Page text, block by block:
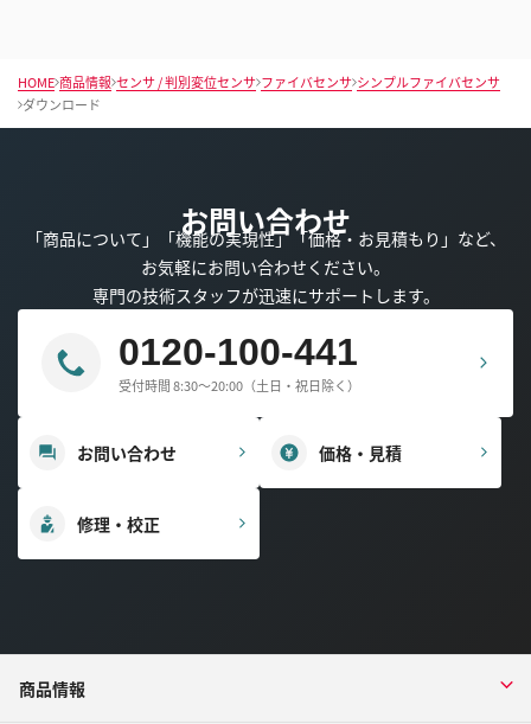
HOME 商品情報 センサ / 判別変位センサ ファイバセンサ シンプルファイバセンサ
ダウンロード
お問い合わせ
「商品について」「機能の実現性」「価格・お見積もり」など、
お気軽にお問い合わせください。
専門の技術スタッフが迅速にサポートします。
0120-100-441
受付時間 8:30～20:00（土日・祝日除く）
お問い合わせ 価格・見積
修理・校正
商品情報